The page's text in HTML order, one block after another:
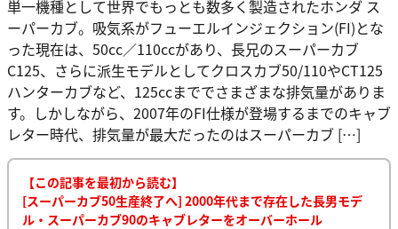
単一機種として世界でもっとも数多く製造されたホンダ ス
ーパーカブ。吸気系がフューエルインジェクション(FI)とな
った現在は、50cc／110ccがあり、長兄のスーパーカブ
C125、さらに派生モデルとしてクロスカブ50/110やCT125
ハンターカブなど、125ccまででさまざまな排気量がありま
す。しかしながら、2007年のFI仕様が登場するまでのキャブ
レター時代、排気量が最大だったのはスーパーカブ […]
【この記事を最初から読む】
[スーパーカブ50生産終了へ] 2000年代まで存在した長男モデ
ル・スーパーカブ90のキャブレターをオーバーホール